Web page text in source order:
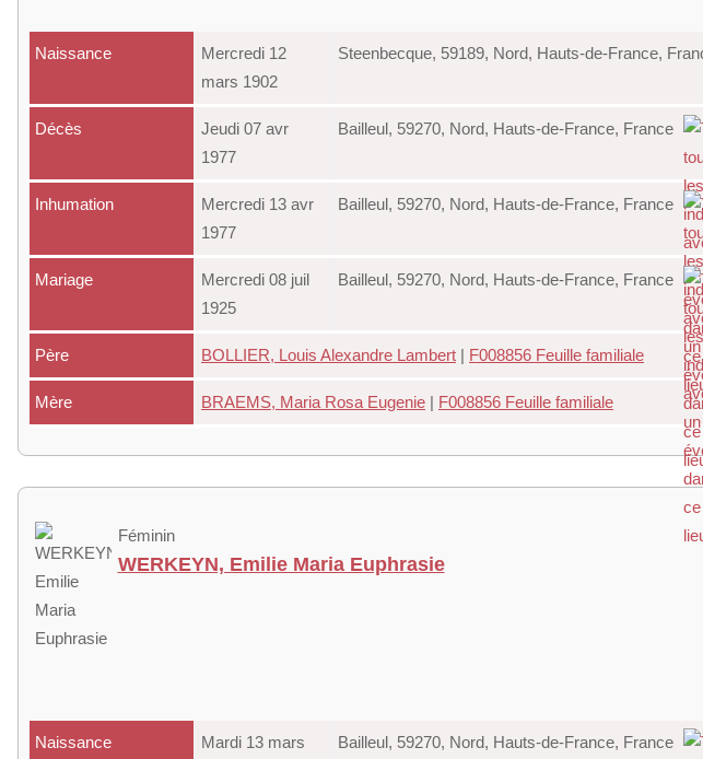
Naissance
Mercredi 12
mars 1902
Steenbecque, 59189, Nord, Hauts-de-France,
Décès
Jeudi 07 avr
1977
Bailleul, 59270, Nord, Hauts-de-France, France
Inhumation
Mercredi 13 avr
1977
Bailleul, 59270, Nord, Hauts-de-France, France
Mariage
Mercredi 08 juil
1925
Bailleul, 59270, Nord, Hauts-de-France, France
Père BOLLIER, Louis Alexandre Lambert | F008856 Feuille familiale
Mère BRAEMS, Maria Rosa Eugenie | F008856 Feuille familiale
Féminin
WERKEYN, Emilie Maria Euphrasie
Naissance
Mardi 13 mars
Bailleul, 59270, Nord, Hauts-de-France, France